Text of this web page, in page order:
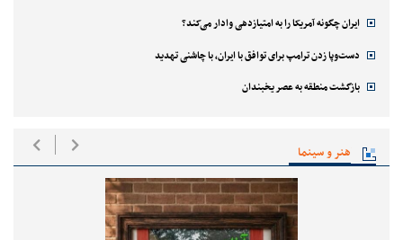
ایران چگونه آمریکا را به امتیازدهی وادار می‌کند؟
دست‌وپا زدن ترامپ برای توافق با ایران، با چاشنی تهدید
بازگشت منطقه به عصر یخبندان
هنر و سینما